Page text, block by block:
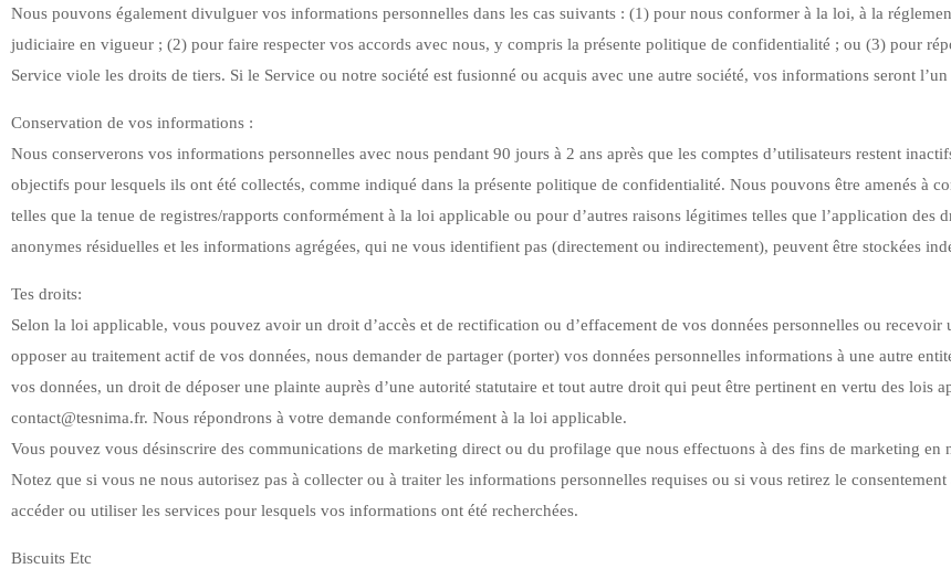
Nous pouvons également divulguer vos informations personnelles dans les cas suivants : (1) pour nous conformer à la loi, à la
judiciaire en vigueur ; (2) pour faire respecter vos accords avec nous, y compris la présente politique de confidentialité ; ou (3) pour
Service viole les droits de tiers. Si le Service ou notre société est fusionné ou acquis avec une autre société, vos informations seront
Conservation de vos informations :
Nous conserverons vos informations personnelles avec nous pendant 90 jours à 2 ans après que les comptes d’utilisateurs restent
objectifs pour lesquels ils ont été collectés, comme indiqué dans la présente politique de confidentialité. Nous pouvons être amenés à
telles que la tenue de registres/rapports conformément à la loi applicable ou pour d’autres raisons légitimes telles que l’application
anonymes résiduelles et les informations agrégées, qui ne vous identifient pas (directement ou indirectement), peuvent être stockées
Tes droits:
Selon la loi applicable, vous pouvez avoir un droit d’accès et de rectification ou d’effacement de vos données personnelles ou
opposer au traitement actif de vos données, nous demander de partager (porter) vos données personnelles informations à une autre
vos données, un droit de déposer une plainte auprès d’une autorité statutaire et tout autre droit qui peut être pertinent en vertu des lois
contact@tesnima.fr. Nous répondrons à votre demande conformément à la loi applicable.
Vous pouvez vous désinscrire des communications de marketing direct ou du profilage que nous effectuons à des fins de marketing en
Notez que si vous ne nous autorisez pas à collecter ou à traiter les informations personnelles requises ou si vous retirez le
accéder ou utiliser les services pour lesquels vos informations ont été recherchées.
Biscuits Etc